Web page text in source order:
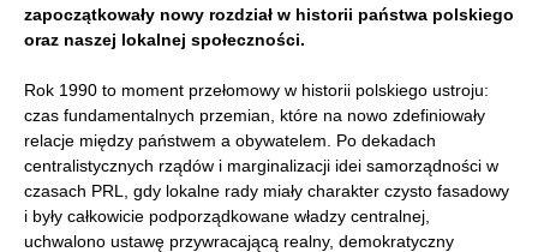
zapoczątkowały nowy rozdział w historii państwa polskiego
oraz naszej lokalnej społeczności.
Rok 1990 to moment przełomowy w historii polskiego ustroju:
czas fundamentalnych przemian, które na nowo zdefiniowały
relacje między państwem a obywatelem. Po dekadach
centralistycznych rządów i marginalizacji idei samorządności w
czasach PRL, gdy lokalne rady miały charakter czysto fasadowy
i były całkowicie podporządkowane władzy centralnej,
uchwalono ustawę przywracającą realny, demokratyczny